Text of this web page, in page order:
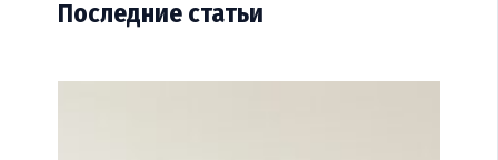
Последние статьи